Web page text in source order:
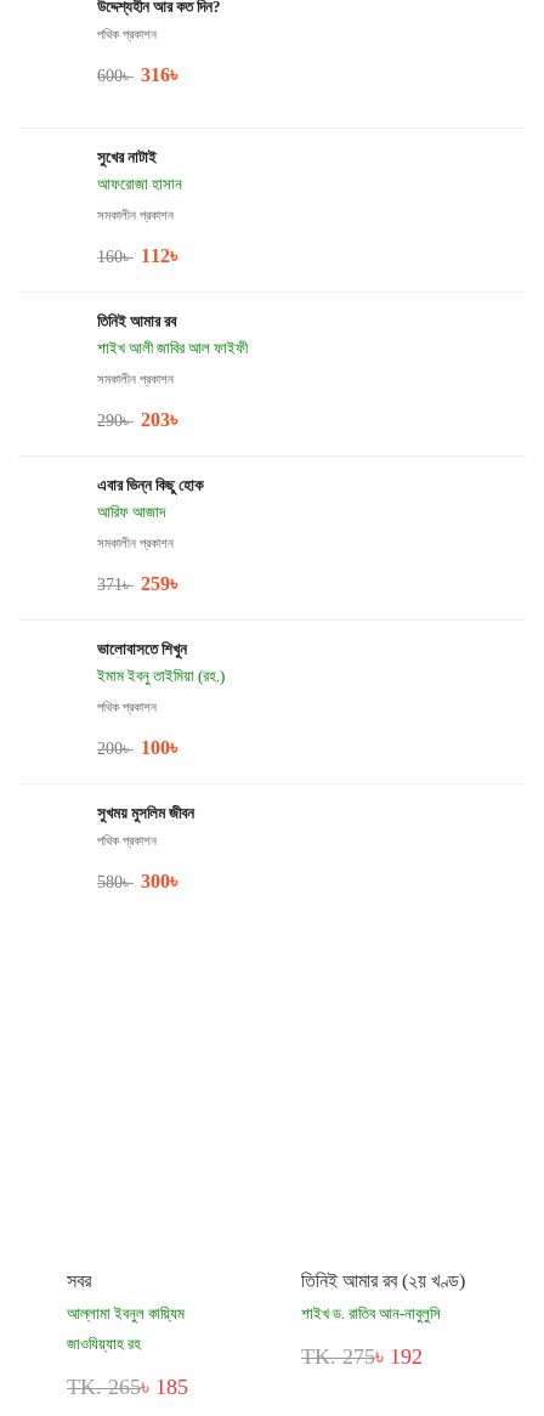
উদ্দেশ্যহীন আর কত দিন?
পথিক প্রকাশন
600৳ 316৳
সুখের নাটাই
আফরোজা হাসান
সমকালীন প্রকাশন
160৳ 112৳
তিনিই আমার রব
শাইখ আলী জাবির আল ফাইফী
সমকালীন প্রকাশন
290৳ 203৳
এবার ভিন্ন কিছু হোক
আরিফ আজাদ
সমকালীন প্রকাশন
371৳ 259৳
ভালোবাসতে শিখুন
ইমাম ইবনু তাইমিয়া (রহ.)
পথিক প্রকাশন
200৳ 100৳
সুখময় মুসলিম জীবন
পথিক প্রকাশন
580৳ 300৳
সবর
আল্লামা ইবনুল কায়্যিম
জাওযিয়্যাহ রহ
TK. 265৳ 185
তিনিই আমার রব (২য় খণ্ড)
শাইখ ড. রাতিব আন-নাবুলুসি
TK. 275৳ 192